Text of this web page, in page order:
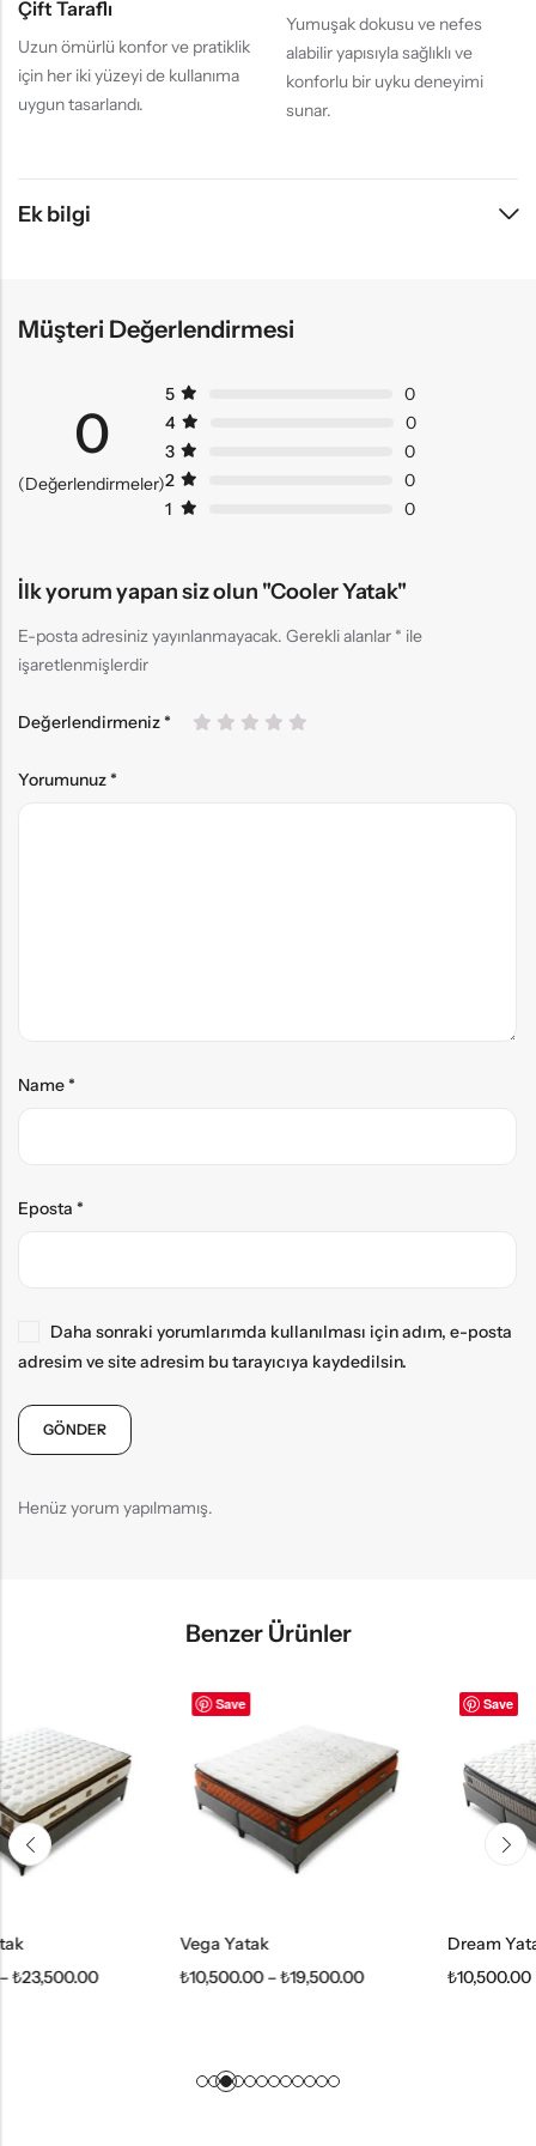
Çift Taraflı
Uzun ömürlü konfor ve pratiklik
için her iki yüzeyi de kullanıma
uygun tasarlandı.
Yumuşak dokusu ve nefes
alabilir yapısıyla sağlıklı ve
konforlu bir uyku deneyimi
sunar.
Ek bilgi
Müşteri Değerlendirmesi
0
(Değerlendirmeler)
5
0
4
0
3
0
2
0
1
0
İlk yorum yapan siz olun "Cooler Yatak"
E-posta adresiniz yayınlanmayacak. Gerekli alanlar * ile
işaretlenmişlerdir
Değerlendirmeniz*
Yorumunuz*
Name*
Eposta *
Daha sonraki yorumlarımda kullanılması için adım, e-posta
adresim ve site adresim bu tarayıcıya kaydedilsin.
Henüz yorum yapılmamış.
Benzer Ürünler
₺10,500.00 19,500.00
₺10,500.00 19,500.00